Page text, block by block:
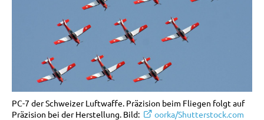
PC-7 der Schweizer Luftwaffe. Präzision beim Fliegen folgt auf
Präzision bei der Herstellung. Bild:
oorka/Shutterstock.com